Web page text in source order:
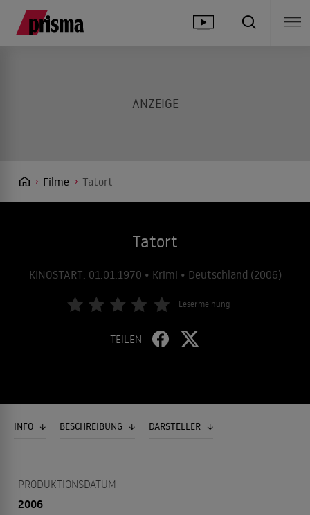
Filme Tatort
Tatort
KINOSTART: 01.01.1970 • Krimi • Deutschland (2006)
Lesermeinung
TEILEN
INFO BESCHREIBUNG DARSTELLER
PRODUKTIONSDATUM
2006